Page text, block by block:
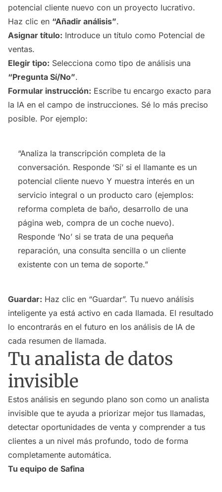
potencial cliente nuevo con un proyecto lucrativo.
Haz clic en “Añadir análisis”.
Asignar título: Introduce un título como Potencial de
ventas.
Elegir tipo: Selecciona como tipo de análisis una
“Pregunta Sí/No”.
Formular instrucción: Escribe tu encargo exacto para
la IA en el campo de instrucciones. Sé lo más preciso
posible. Por ejemplo:
“Analiza la transcripción completa de la
conversación. Responde ‘Sí’ si el llamante es un
potencial cliente nuevo Y muestra interés en un
servicio integral o un producto caro (ejemplos:
reforma completa de baño, desarrollo de una
página web, compra de un coche nuevo).
Responde ‘No’ si se trata de una pequeña
reparación, una consulta sencilla o un cliente
existente con un tema de soporte.”
Guardar: Haz clic en “Guardar”. Tu nuevo análisis
inteligente ya está activo en cada llamada. El resultado
lo encontrarás en el futuro en los análisis de IA de
cada resumen de llamada.
Tu analista de datos
invisible
Estos análisis en segundo plano son como un analista
invisible que te ayuda a priorizar mejor tus llamadas,
detectar oportunidades de venta y comprender a tus
clientes a un nivel más profundo, todo de forma
completamente automática.
Tu equipo de Safina